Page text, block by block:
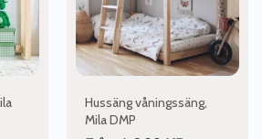
Hussäng våningssäng,
Mila DMP
De
olika
alternativen
kan
produktsidan